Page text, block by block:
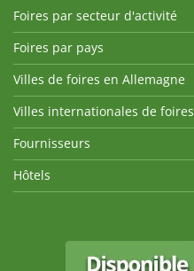
Foires par secteur d'activité
Foires par pays
Villes de foires en Allemagne
Villes internationales de foires
Fournisseurs
Hôtels